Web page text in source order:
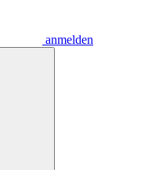
anmelden